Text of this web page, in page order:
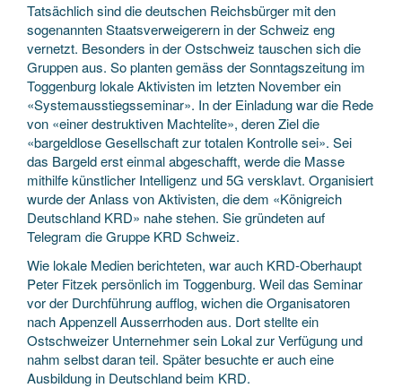
Tatsächlich sind die deutschen Reichsbürger mit den
sogenannten Staatsverweigerern in der Schweiz eng
vernetzt. Besonders in der Ostschweiz tauschen sich die
Gruppen aus. So planten gemäss der Sonntagszeitung im
Toggenburg lokale Aktivisten im letzten November ein
«Systemausstiegsseminar». In der Einladung war die Rede
von «einer destruktiven Machtelite», deren Ziel die
«bargeldlose Gesellschaft zur totalen Kontrolle sei». Sei
das Bargeld erst einmal abgeschafft, werde die Masse
mithilfe künstlicher Intelligenz und 5G versklavt. Organisiert
wurde der Anlass von Aktivisten, die dem «Königreich
Deutschland KRD» nahe stehen. Sie gründeten auf
Telegram die Gruppe KRD Schweiz.
Wie lokale Medien berichteten, war auch KRD-Oberhaupt
Peter Fitzek persönlich im Toggenburg. Weil das Seminar
vor der Durchführung aufflog, wichen die Organisatoren
nach Appenzell Ausserrhoden aus. Dort stellte ein
Ostschweizer Unternehmer sein Lokal zur Verfügung und
nahm selbst daran teil. Später besuchte er auch eine
Ausbildung in Deutschland beim KRD.